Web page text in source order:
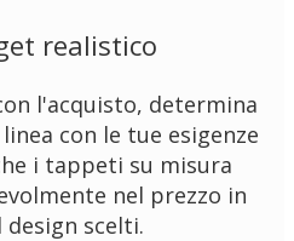
realistico
l'acquisto, determina
con le tue esigenze
i tappeti su misura
nel prezzo in
design scelti.